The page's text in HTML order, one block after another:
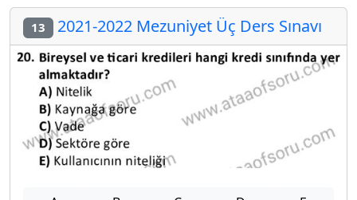
13 2021-2022 Mezuniyet Üç Ders Sınavı